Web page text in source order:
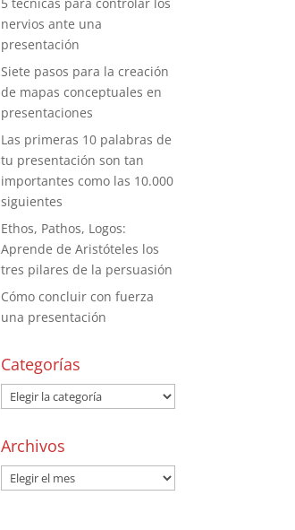
nervios ante una
presentación
Siete pasos para la creación
de mapas conceptuales en
presentaciones
Las primeras 10 palabras de
tu presentación son tan
importantes como las 10.000
siguientes
Ethos, Pathos, Logos:
Aprende de Aristóteles los
tres pilares de la persuasión
Cómo concluir con fuerza
una presentación
Categorías
Archivos